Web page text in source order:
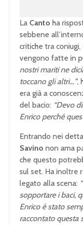
La Canto ha
sebbene
critiche tra
vengono fatte in
nostri mariti ne
toccano gli altri…”,
era già a
del bacio: “Devo
Enrico perché
Entrando nei
Savino non ama
che questo
sul set. Ha inoltre
legato alla scena:
sopportare i baci,
Enrico è stato
raccontato questa